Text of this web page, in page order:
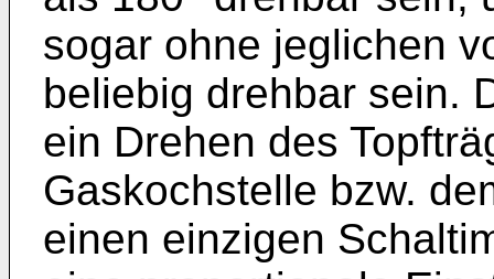
sogar ohne jeglichen
beliebig drehbar sein.
ein Drehen des
Gaskochstelle bzw.
einen einzigen